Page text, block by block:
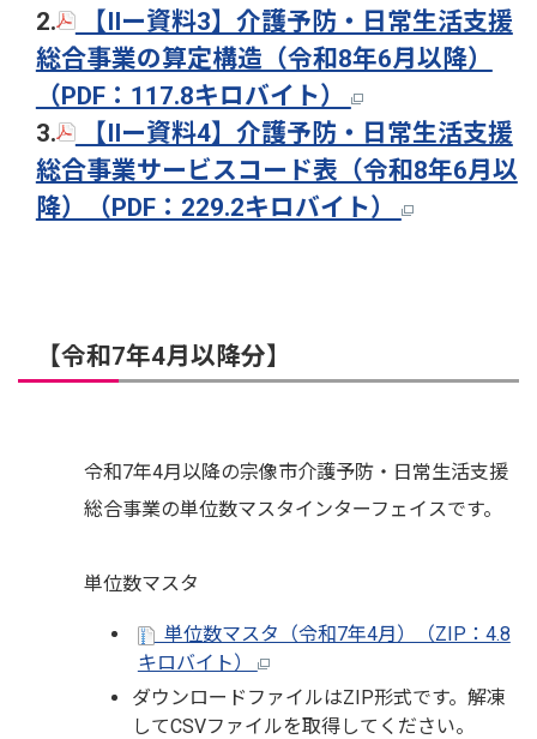
2.
【IIー資料3】介護予防・日常生活支援
総合事業の算定構造（令和8年6月以降）
（PDF：117.8キロバイト）
3.
【IIー資料4】介護予防・日常生活支援
総合事業サービスコード表（令和8年6月以
降）（PDF：229.2キロバイト）
【令和7年4月以降分】
令和7年4月以降の宗像市介護予防・日常生活支援
総合事業の単位数マスタインターフェイスです。
単位数マスタ
単位数マスタ（令和7年4月）（ZIP：4.8
キロバイト）
ダウンロードファイルはZIP形式です。解凍
してCSVファイルを取得してください。